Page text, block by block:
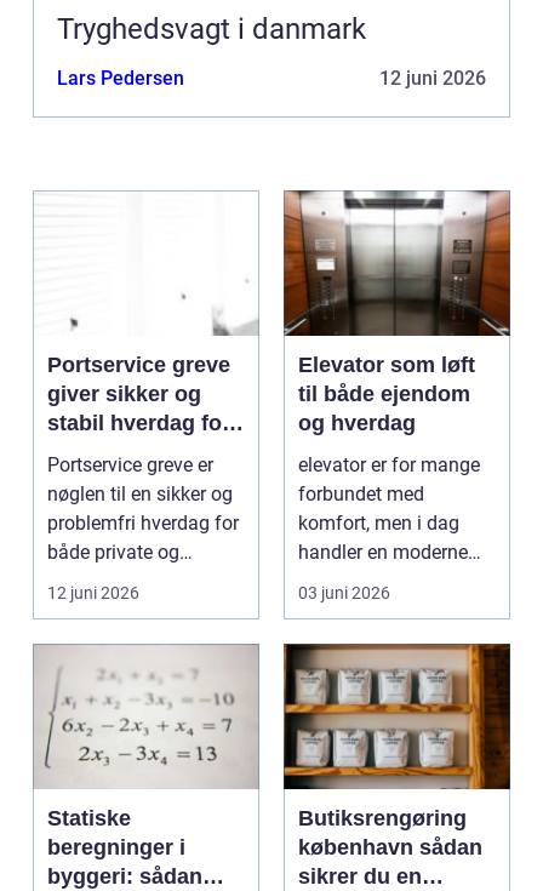
Tryghedsvagt i danmark
Lars Pedersen 12 juni 2026
Portservice greve
giver sikker og
stabil hverdag for
porte
Portservice greve er
nøglen til en sikker og
problemfri hverdag for
både private og
virksomheder, de...
12 juni 2026
Elevator som løft
til både ejendom
og hverdag
elevator er for mange
forbundet med
komfort, men i dag
handler en moderne
elevator lige så meg...
03 juni 2026
Statiske
beregninger i
byggeri: sådan
Butiksrengøring
københavn sådan
sikrer du en